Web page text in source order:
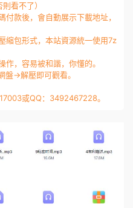
看不了）
款後，會自動展示下載地址，
包形式，本站資源統一使用7z
，容易被和諧，你懂的。
→解壓即可觀看。
或QQ：3492467228。